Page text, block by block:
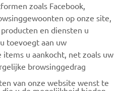
komt over de nieuwste deals,
producten en nog veel meer
zoals Facebook,
op onze site,
en diensten u
toevoegt aan uw
u aankocht, net zoals uw
browsinggedrag
van onze website wenst te